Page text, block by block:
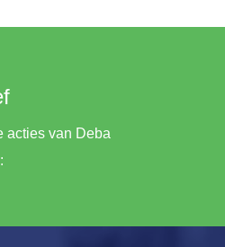
acties van Deba